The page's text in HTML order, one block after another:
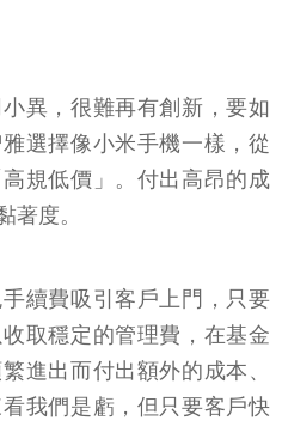
異，很難再有創新，要如
選擇像小米手機一樣，從
規低價」。付出高昂的成
著度。
續費吸引客戶上門，只要
取穩定的管理費，在基金
進出而付出額外的成本、
我們是虧，但只要客戶快